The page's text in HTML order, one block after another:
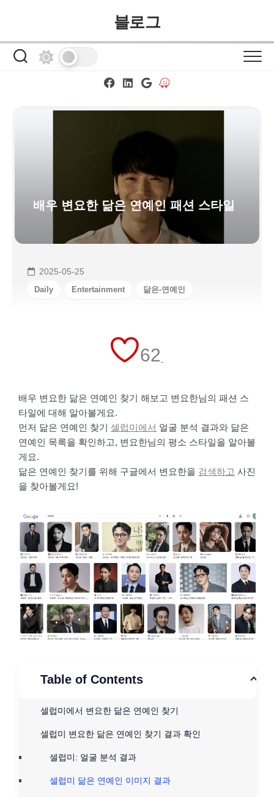
블로그
배우 변요한 닮은 연예인 패션 스타일
2025-05-25
Daily Entertainment 닮은-연예인
62
배우 변요한 닮은 연예인 찾기 해보고 변요한님의 패션 스
타일에 대해 알아볼게요.
먼저 닮은 연예인 찾기 셀럽미에서 얼굴 분석 결과와 닮은
연예인 목록을 확인하고, 변요한님의 평소 스타일을 알아볼
게요.
닮은 연예인 찾기를 위해 구글에서 변요한을 검색하고 사진
을 찾아볼게요!
Table of Contents
셀럽미에서 변요한 닮은 연예인 찾기
셀럽미 변요한 닮은 연예인 찾기 결과 확인
셀럽미: 얼굴 분석 결과
셀럽미 닮은 연예인 이미지 결과